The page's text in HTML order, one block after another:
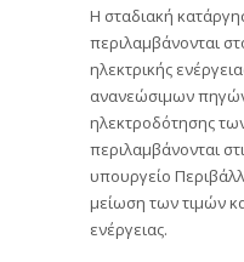
Η σταδιακή
περιλαμβάνονται
ηλεκτρικής
ανανεώσιμων
ηλεκτροδότησης
περιλαμβάνονται
υπουργείο
μείωση των τιμών
ενέργειας.